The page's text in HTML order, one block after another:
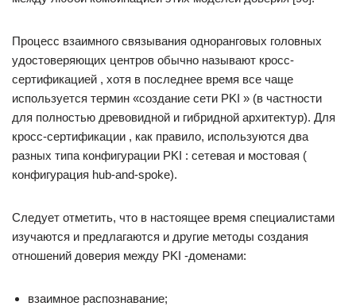
Процесс взаимного связывания одноранговых головных
удостоверяющих центров обычно называют кросс-
сертификацией , хотя в последнее время все чаще
используется термин «создание сети PKI » (в частности
для полностью древовидной и гибридной архитектур). Для
кросс-сертификации , как правило, используются два
разных типа конфигурации PKI : сетевая и мостовая (
конфигурация hub-and-spoke).
Следует отметить, что в настоящее время специалистами
изучаются и предлагаются и другие методы создания
отношений доверия между PKI -доменами:
взаимное распознавание;